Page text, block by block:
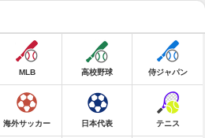
MLB 高校野球 侍ジャパン
海外サッカー 日本代表 テニス